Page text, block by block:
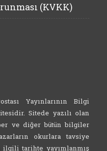
(KVKK)
Yayınlarının Bilgi
Sitede yazılı olan
ve diğer bütün bilgiler
okurlara tavsiye
tarihte yayımlanmış